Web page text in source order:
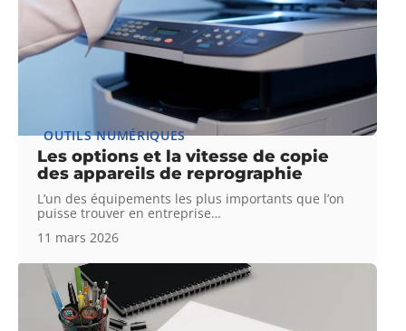
OUTILS NUMÉRIQUES
Les options et la vitesse de copie
des appareils de reprographie
L’un des équipements les plus importants que l’on
puisse trouver en entreprise…
11 mars 2026